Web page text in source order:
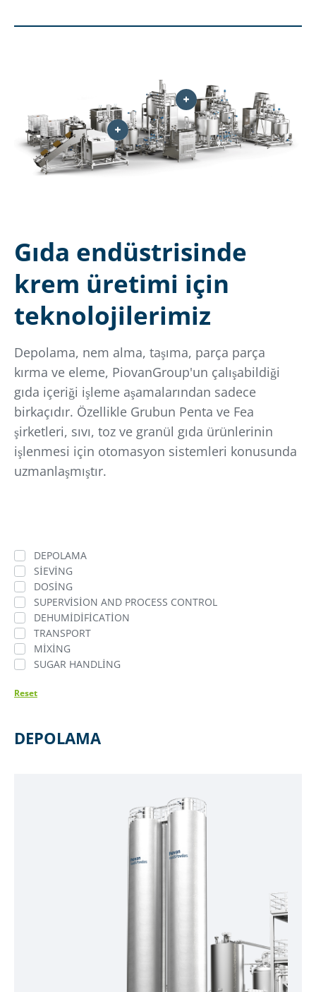
Gıda endüstrisinde
krem üretimi için
teknolojilerimiz
Depolama, nem alma, taşıma, parça parça
kırma ve eleme, PiovanGroup'un çalışabildiği
gıda içeriği işleme aşamalarından sadece
birkaçıdır. Özellikle Grubun Penta ve Fea
şirketleri, sıvı, toz ve granül gıda ürünlerinin
işlenmesi için otomasyon sistemleri konusunda
uzmanlaşmıştır.
DEPOLAMA
SIEVING
DOSING
SUPERVISION AND PROCESS CONTROL
DEHUMIDIFICATION
TRANSPORT
MIXING
SUGAR HANDLING
Reset
DEPOLAMA